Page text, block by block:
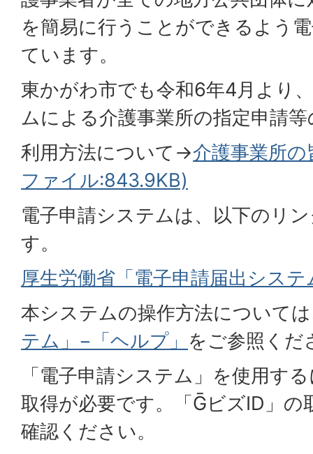
を簡易に行うことができるよう
ています。
東かがわ市でも令和6年4月より
ムによる介護事業所の指定申請
利用方法について→介護事業所
ファイル:843.9KB)
電子申請システムは、以下のリ
す。
厚生労働省「電子申請届出シス
本システムの操作方法について
テム」−「ヘルプ」 をご参照くだ
「電子申請システム」を使用す
取得が必要です。「ḠビズID」
確認ください。